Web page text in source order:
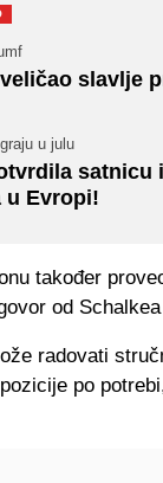
slavlje
u julu
satnicu
u Evropi!
također
od
radovati
po